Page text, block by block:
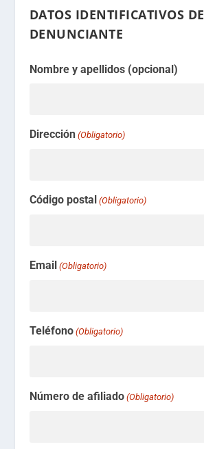
DATOS IDENTIFICATIVOS DE
DENUNCIANTE
Nombre y apellidos (opcional)
Dirección (Obligatorio)
Código postal (Obligatorio)
Email (Obligatorio)
Teléfono (Obligatorio)
Número de afiliado (Obligatorio)